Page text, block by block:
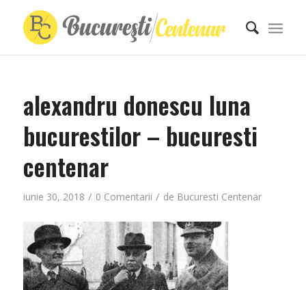
alexandru donescu luna
bucurestilor – bucuresti
centenar
iunie 30, 2018 / 0 Comentarii / de Bucuresti Centenar